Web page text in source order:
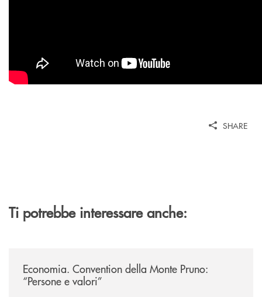
SHARE
Ti potrebbe interessare anche:
Economia. Convention della Monte Pruno:
“Persone e valori”